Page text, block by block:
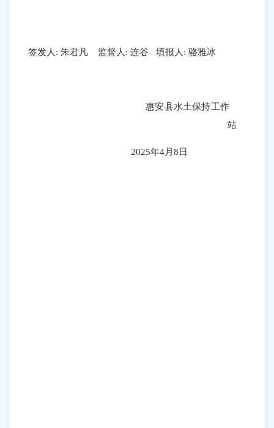
签发人 : 朱君凡 监督人: 连谷 填报人 : 骆雅冰
惠安县水土保持工作
站
2025年4月8日